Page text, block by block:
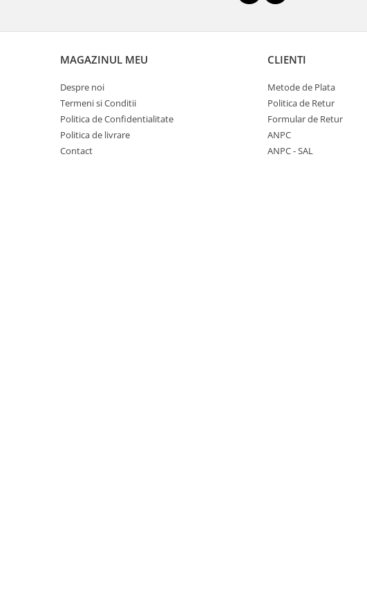
Aparate Fitness Multifunctionale
Banci forta multifunctionale
Aparate Vibromasaj si accesorii
MAGAZINUL MEU
Despre noi
Termeni si Conditii
Politica de Confidentialitate
Politica de livrare
Contact
CLIENTI
Metode de Plata
Politica de Retur
Formular de Retur
ANPC
ANPC - SAL